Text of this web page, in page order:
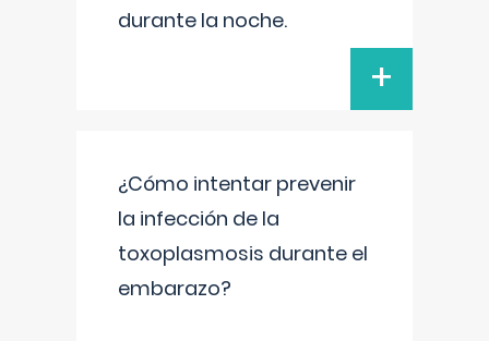
durante la noche.
+
¿Cómo intentar prevenir
la infección de la
toxoplasmosis durante el
embarazo?